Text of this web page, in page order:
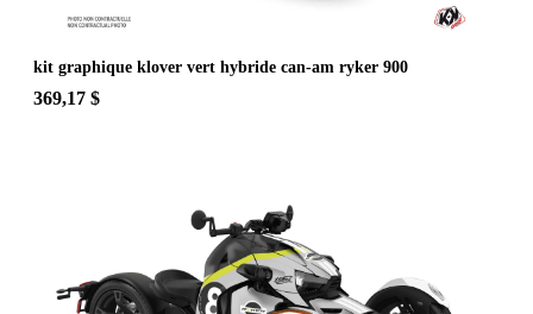
kit graphique klover vert hybride can-am ryker 900
369,17 $